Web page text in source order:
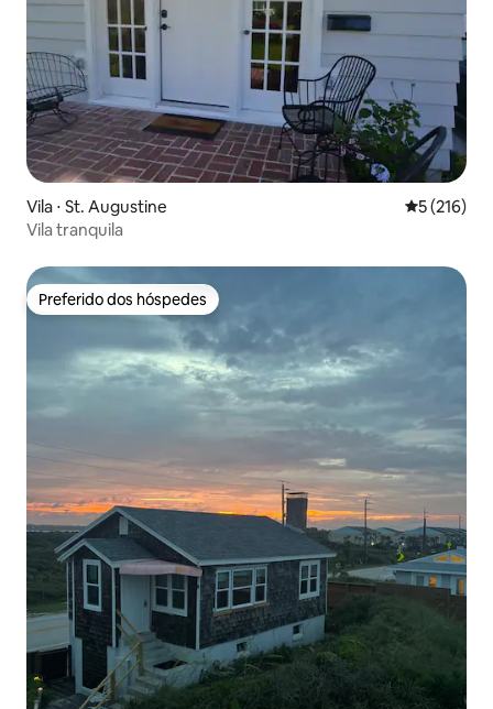
Vila ⋅ St. Augustine 5 de uma
5 (216)
Vila tranquila
Preferido dos hóspedes
Preferido dos hóspedes